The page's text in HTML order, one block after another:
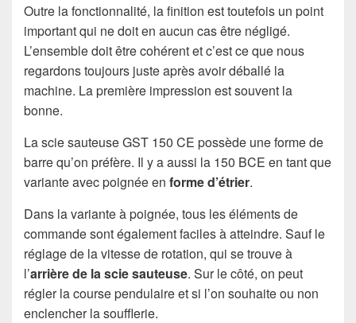
Outre la fonctionnalité, la finition est toutefois un point
important qui ne doit en aucun cas être négligé.
L’ensemble doit être cohérent et c’est ce que nous
regardons toujours juste après avoir déballé la
machine. La première impression est souvent la
bonne.
La scie sauteuse GST 150 CE possède une forme de
barre qu’on préfère. Il y a aussi la 150 BCE en tant que
variante avec poignée en forme d’étrier.
Dans la variante à poignée, tous les éléments de
commande sont également faciles à atteindre. Sauf le
réglage de la vitesse de rotation, qui se trouve à
l’arrière de la scie sauteuse. Sur le côté, on peut
régler la course pendulaire et si l’on souhaite ou non
enclencher la soufflerie.